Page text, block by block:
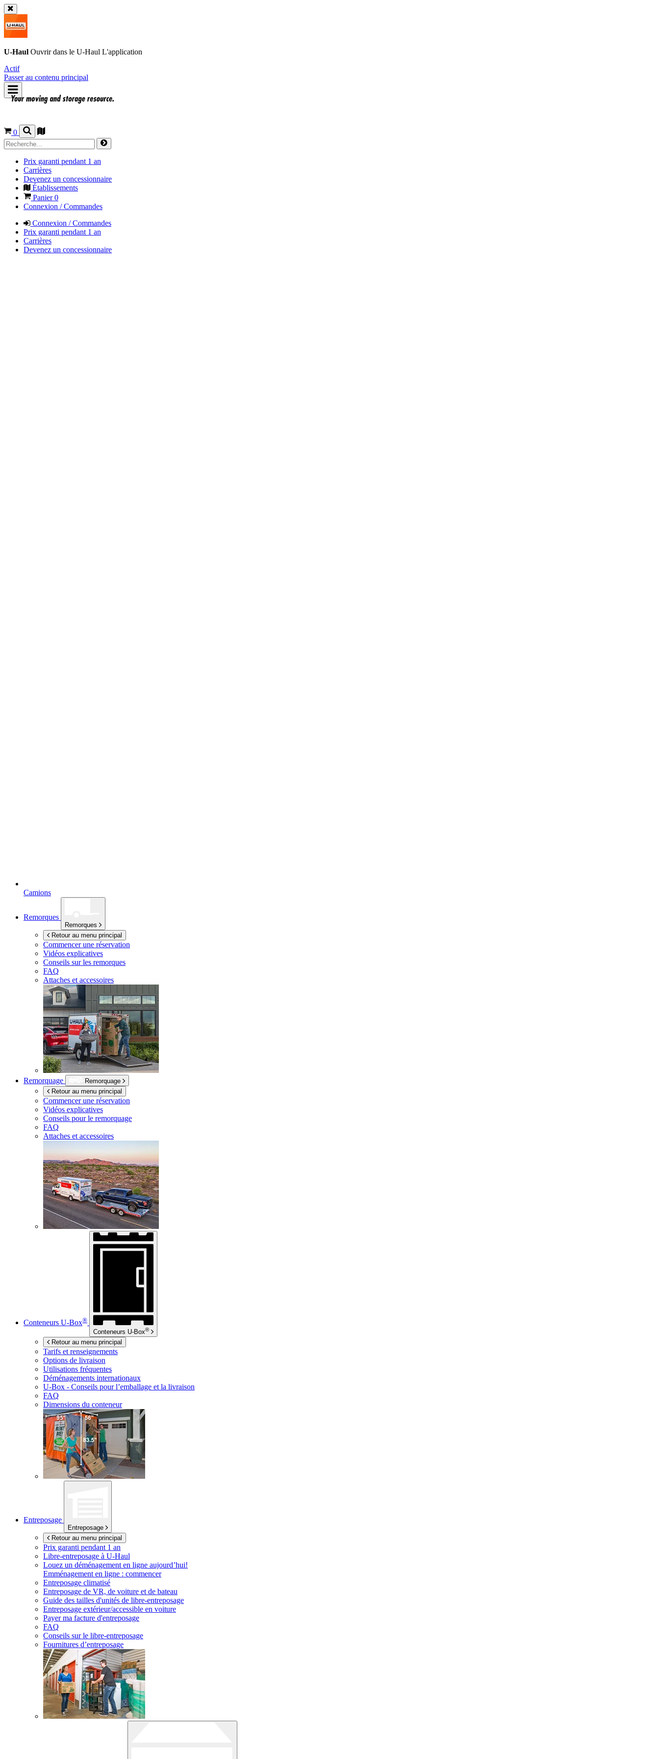
U-Haul Ouvrir dans le U-Haul L'application
Actif
Passer au contenu principal
0
Prix garanti pendant 1 an
Carrières
Devenez un concessionnaire
Établissements
Panier0
Connexion / Commandes
Connexion / Commandes
Prix garanti pendant 1 an
Carrières
Devenez un concessionnaire
Camions
Remorques
Remorques
Retour au menu principal
Commencer une réservation
Vidéos explicatives
Conseils sur les remorques
FAQ
Attaches et accessoires
Remorquage
Remorquage
Retour au menu principal
Commencer une réservation
Vidéos explicatives
Conseils pour le remorquage
FAQ
Attaches et accessoires
Conteneurs U-Box®
Conteneurs U-Box®
Retour au menu principal
Tarifs et renseignements
Options de livraison
Utilisations fréquentes
Déménagements internationaux
U-Box - Conseils pour l’emballage et la livraison
FAQ
Dimensions du conteneur
Entreposage
Entreposage
Retour au menu principal
Prix garanti pendant 1 an
Libre-entreposage à U-Haul
Louez un déménagement en ligne aujourd’hui!
Emménagement en ligne : commencer
Entreposage climatisé
Entreposage de VR, de voiture et de bateau
Guide des tailles d'unités de libre-entreposage
Entreposage extérieur/accessible en voiture
Payer ma facture d'entreposage
FAQ
Conseils sur le libre-entreposage
Fournitures d’entreposage